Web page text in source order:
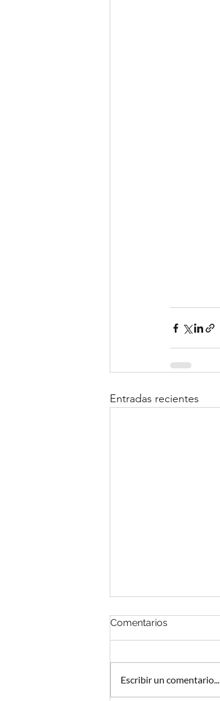
Entradas recientes
Comentarios
Escribir un comentario...